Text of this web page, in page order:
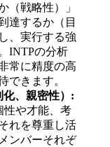
（戦略性）」
達するか（目
、実行する強
INTPの分析
常に精度の高
できます。
、親密性）:
性や才能、考
れを尊重し活
ンバーそれぞ